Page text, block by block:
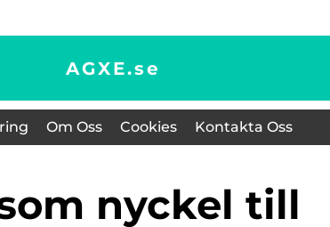
AGXE.se
Om Oss Cookies Kontakta Oss